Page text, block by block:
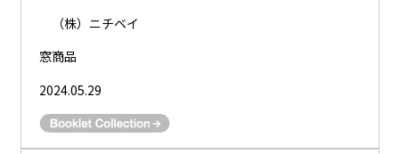
（株）ニチベイ
窓商品
2024.05.29